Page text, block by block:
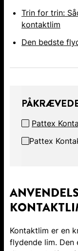
Trin for trin:
kontaktlim
Den bedste
Kontaktlim er en
flydende lim. Den
Pattex
Pattex